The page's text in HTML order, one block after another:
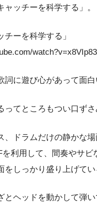
ャッチーを科学する」。
ーを科学する」
詞に遊び心があって面
ってところもつい口ず
、ドラムだけの静かな
を利用して、間奏やサビ
をしっかり盛り上げて
とヘッドを動かして弾